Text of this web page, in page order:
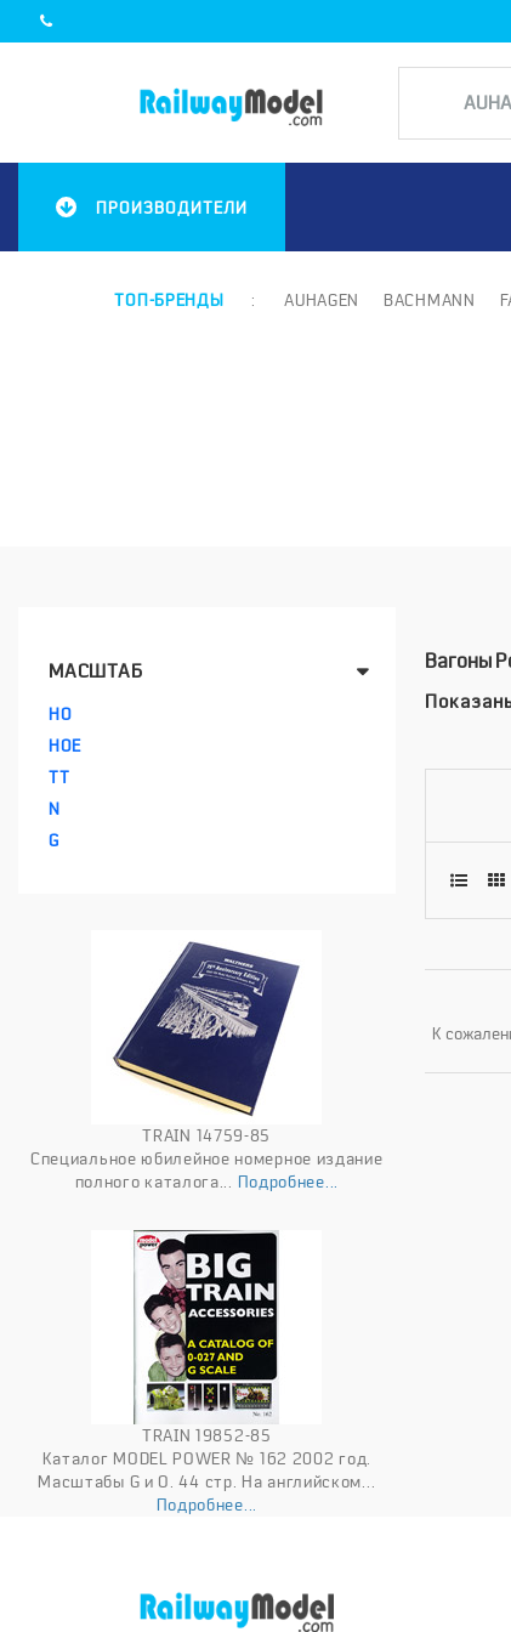
ПРОИЗВОДИТЕЛИ
ТОП-БРЕНДЫ : AUHAGEN BACHMANN
МАСШТАБ
HO
HOE
TT
N
G
TRAIN 14759-85
Специальное юбилейное номерное издание
полного каталога... Подробнее...
TRAIN 19852-85
Каталог MODEL POWER № 162 2002 год.
Масштабы G и O. 44 стр. На английском...
Подробнее...
Вагоны
К